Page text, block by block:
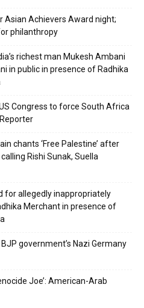
Asian Achievers Award night;
philanthropy
richest man Mukesh Ambani
in public in presence of Radhika
Congress to force South Africa
chants ‘Free Palestine’ after
Rishi Sunak, Suella
for allegedly inappropriately
Merchant in presence of
government’s Nazi Germany
Joe’: American-Arab